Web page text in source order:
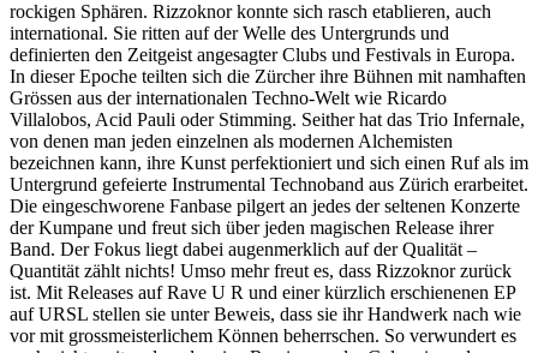
rockigen Sphären. Rizzoknor konnte sich rasch etablieren, auch
international. Sie ritten auf der Welle des Untergrunds und
definierten den Zeitgeist angesagter Clubs und Festivals in Europa.
In dieser Epoche teilten sich die Zürcher ihre Bühnen mit namhaften
Grössen aus der internationalen Techno-Welt wie Ricardo
Villalobos, Acid Pauli oder Stimming. Seither hat das Trio Infernale,
von denen man jeden einzelnen als modernen Alchemisten
bezeichnen kann, ihre Kunst perfektioniert und sich einen Ruf als im
Untergrund gefeierte Instrumental Technoband aus Zürich erarbeitet.
Die eingeschworene Fanbase pilgert an jedes der seltenen Konzerte
der Kumpane und freut sich über jeden magischen Release ihrer
Band. Der Fokus liegt dabei augenmerklich auf der Qualität –
Quantität zählt nichts! Umso mehr freut es, dass Rizzoknor zurück
ist. Mit Releases auf Rave U R und einer kürzlich erschienenen EP
auf URSL stellen sie unter Beweis, dass sie ihr Handwerk nach wie
vor mit grossmeisterlichem Können beherrschen. So verwundert es